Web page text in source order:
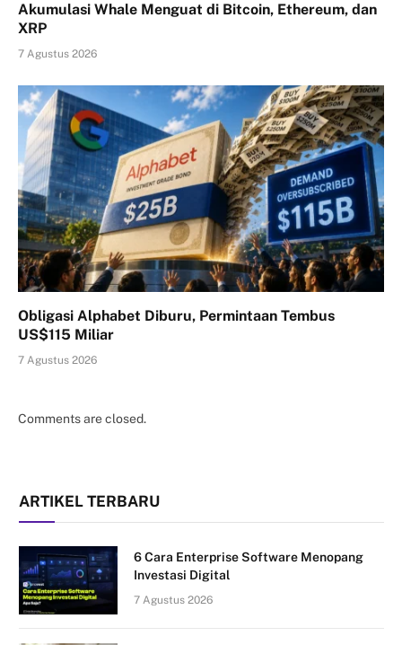
Akumulasi Whale Menguat di Bitcoin, Ethereum, dan
XRP
7 Agustus 2026
Obligasi Alphabet Diburu, Permintaan Tembus
US$115 Miliar
7 Agustus 2026
Comments are closed.
ARTIKEL TERBARU
6 Cara Enterprise Software Menopang
Investasi Digital
7 Agustus 2026